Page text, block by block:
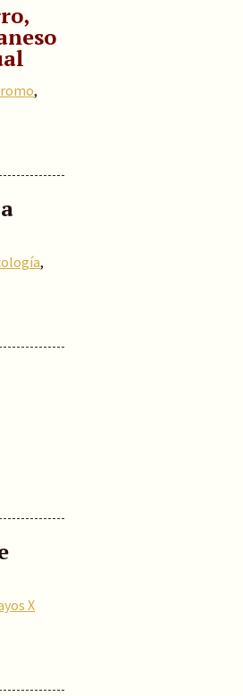
,
,
X